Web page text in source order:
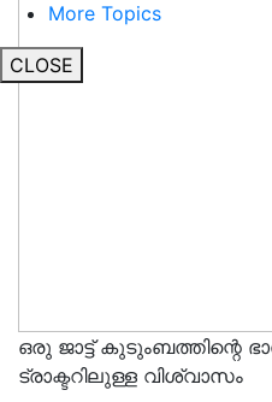
More Topics
CLOSE
ഒരു ജാട്ട് കുടുംബത്തിന്റെ
ട്രാക്ടറിലുള്ള വിശ്വാസം